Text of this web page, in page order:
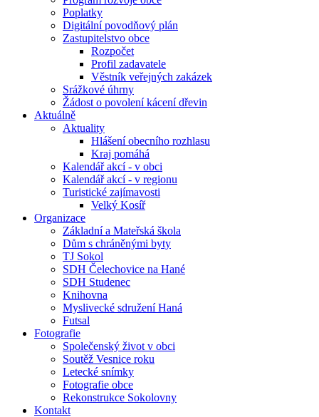
Poplatky
Digitální povodňový plán
Zastupitelstvo obce
Rozpočet
Profil zadavatele
Věstník veřejných zakázek
Srážkové úhrny
Žádost o povolení kácení dřevin
Aktuálně
Aktuality
Hlášení obecního rozhlasu
Kraj pomáhá
Kalendář akcí - v obci
Kalendář akcí - v regionu
Turistické zajímavosti
Velký Kosíř
Organizace
Základní a Mateřská škola
Dům s chráněnými byty
TJ Sokol
SDH Čelechovice na Hané
SDH Studenec
Knihovna
Myslivecké sdružení Haná
Futsal
Fotografie
Společenský život v obci
Soutěž Vesnice roku
Letecké snímky
Fotografie obce
Rekonstrukce Sokolovny
Kontakt